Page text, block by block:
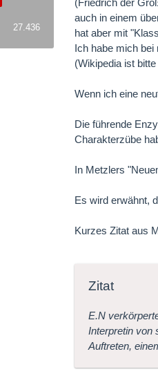
27.436
(Friedrich der
auch in einem
hat aber mit
Ich habe mich bei
(Wikipedia ist
Wenn ich eine
Die führende
Charakterzübe
In Metzlers
Es wird erwähnt,
Kurzes Zitat aus
Zitat
E.N
Interpretin von
Auftreten,